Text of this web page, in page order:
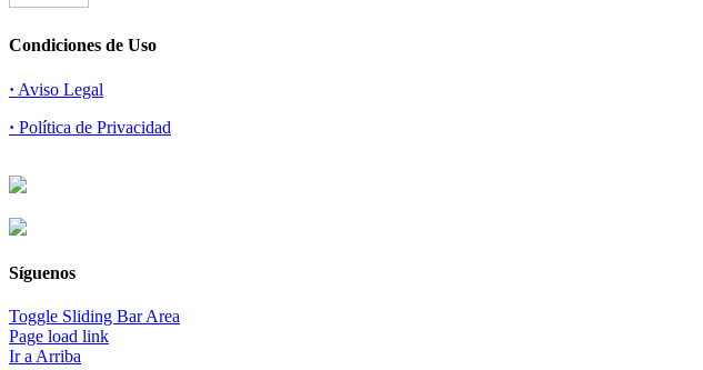
Condiciones de Uso
· Aviso Legal
· Política de Privacidad
Síguenos
Toggle Sliding Bar Area
Page load link
Ir a Arriba